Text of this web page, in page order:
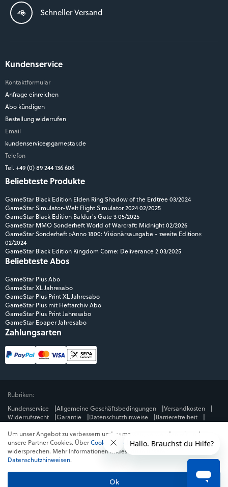
Schneller Versand
Kundenservice
Kontaktformular
Anfrage einreichen
Abo kündigen
Bestellung widerrufen
Email
kundenservice@gamestar.de
Telefon
Tel. +49 (0) 89 244 136 606
Beliebteste Produkte
GameStar Black Edition Elden Ring Shadow of the Erdtree 03/2024
GameStar Simulator-Welt Flight Simulator 2024 02/2025
GameStar Black Edition Baldur's Gate 3 05/2025
GameStar MMO Sonderheft World of Warcraft: Midnight 02/2026
GameStar Sonderheft »Anno 1800: Visionärsausgabe - zweite Edition«
02/2024
GameStar Black Edition Kingdom Come: Deliverance 2 03/2025
Beliebteste Abos
GameStar Plus Abo
GameStar XL Jahresabo
GameStar Plus Print XL Jahresabo
GameStar Plus mit Heftarchiv Abo
GameStar Plus Print Jahresabo
GameStar Epaper Jahresabo
Zahlungsarten
Rubriken:
Kundenservice
Allgemeine Geschäftsbedingungen
Versandkosten
Widerrufsrecht
Garantie Datenschutzhinweise
Barrierefreiheit
Mediengruppe:
GameStar
GamePro MeinMMO Get Hero
Jeuxvideo.com
© Webedia - alle Rechte vorbehalten
* Alle Preise enthalten die jeweilige Mehrwertsteuer. Gegebenenfalls fallen
an. Preise in Österreich und der Schweiz können abweichen.
Um unser Angebot zu verbessern und zu messen, verwenden wir und
unsere Partner Cookies. ÜberCookies ablehnenkannst du dem
widersprechen. Mehr Informationen findest du in unseren
Datenschutzhinweisen.
Ok